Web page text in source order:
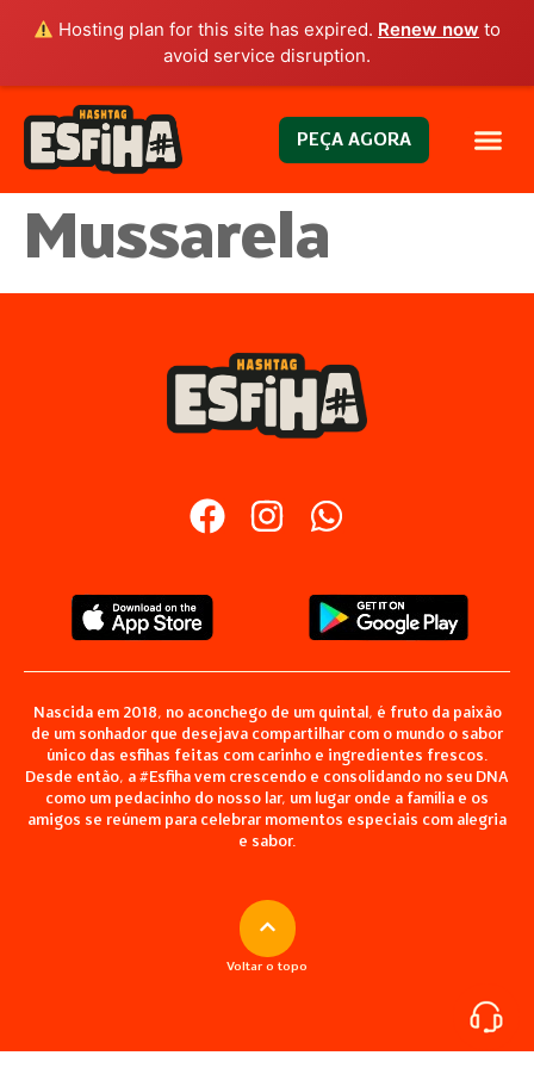
Hosting plan for this site has expired. Renew now to
avoid service disruption.
PEÇA AGORA
Mussarela
Nascida em 2018, no aconchego de um quintal, é fruto da paixão
de um sonhador que desejava compartilhar com o mundo o sabor
único das esfihas feitas com carinho e ingredientes frescos.
Desde então, a #Esfiha vem crescendo e consolidando no seu DNA
como um pedacinho do nosso lar, um lugar onde a família e os
amigos se reúnem para celebrar momentos especiais com alegria
e sabor.
Voltar o topo